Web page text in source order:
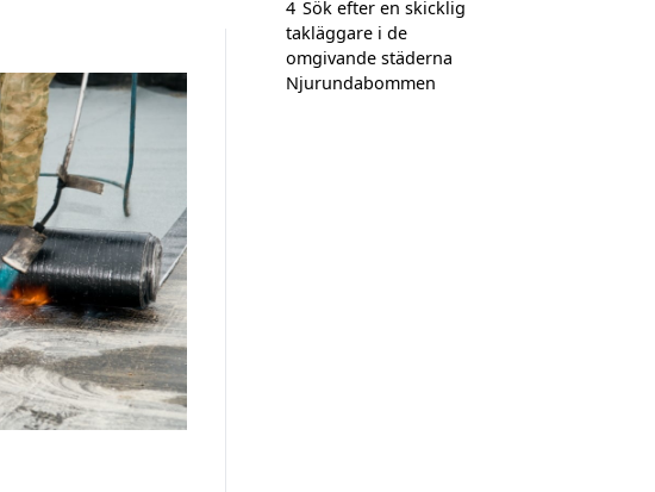
4 Sök efter en skicklig
takläggare i de
omgivande städerna
Njurundabommen